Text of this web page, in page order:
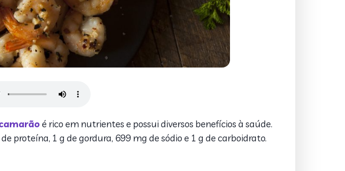
é rico em nutrientes e possui diversos benefícios à saúde.
proteína, 1 g de gordura, 699 mg de sódio e 1 g de carboidrato.